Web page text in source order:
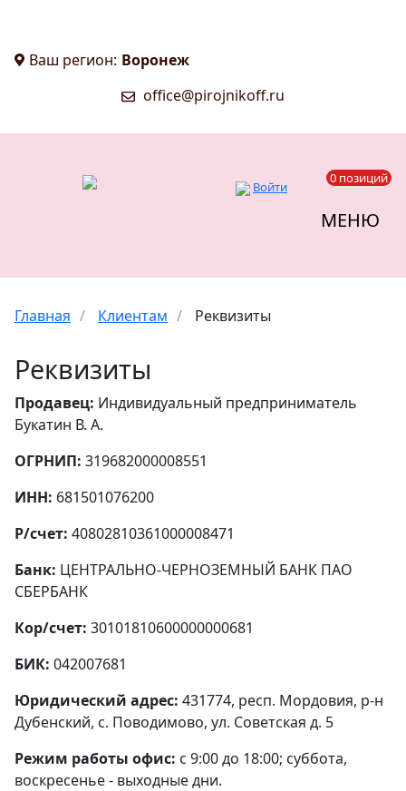
Ваш регион: Воронеж
office@pirojnikoff.ru
Войти
0 позиций
МЕНЮ
Главная / Клиентам / Реквизиты
Реквизиты
Продавец: Индивидуальный предприниматель
Букатин В. А.
ОГРНИП: 319682000008551
ИНН: 681501076200
Р/счет: 40802810361000008471
Банк: ЦЕНТРАЛЬНО-ЧЕРНОЗЕМНЫЙ БАНК ПАО
СБЕРБАНК
Кор/счет: 30101810600000000681
БИК: 042007681
Юридический адрес: 431774, респ. Мордовия, р-н
Дубенский, с. Поводимово, ул. Советская д. 5
Режим работы офис: с 9:00 до 18:00; суббота,
воскресенье - выходные дни.